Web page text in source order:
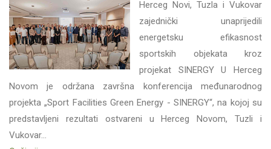
Herceg Novi, Tuzla i Vukovar
zajednički unaprijedili
energetsku efikasnost
sportskih objekata kroz
projekat SINERGY U Herceg
Novom je održana završna konferencija međunarodnog
projekta „Sport Facilities Green Energy - SINERGY“, na kojoj su
predstavljeni rezultati ostvareni u Herceg Novom, Tuzli i
Vukovar...